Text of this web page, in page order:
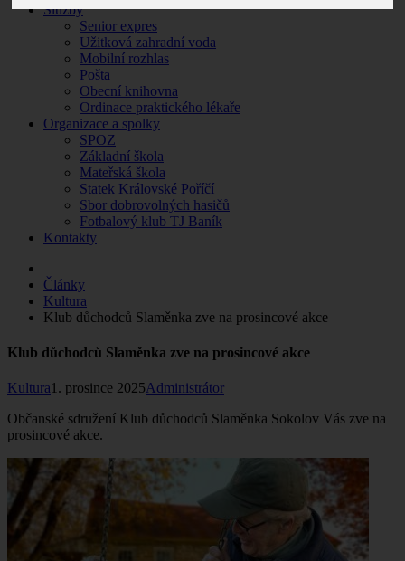
Služby
Senior expres
Užitková zahradní voda
Mobilní rozhlas
Pošta
Obecní knihovna
Ordinace praktického lékaře
Organizace a spolky
SPOZ
Základní škola
Mateřská škola
Statek Královské Poříčí
Sbor dobrovolných hasičů
Fotbalový klub TJ Baník
Kontakty
Články
Kultura
Klub důchodců Slaměnka zve na prosincové akce
Klub důchodců Slaměnka zve na prosincové akce
Kultura1. prosince 2025Administrátor
Občanské sdružení Klub důchodců Slaměnka Sokolov Vás zve na
prosincové akce.